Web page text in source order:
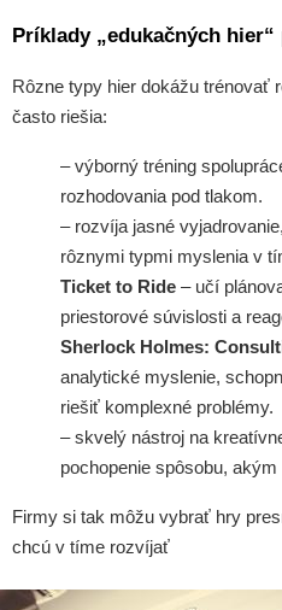
Príklady „edukačných
Rôzne typy hier dokážu trénovať
často riešia:
– výborný tréning
rozhodovania pod tlakom.
– rozvíja jasné
rôznymi typmi myslenia v
Ticket to Ride – učí
priestorové súvislosti a
Sherlock Holmes:
analytické myslenie,
riešiť komplexné problémy.
– skvelý nástroj na
pochopenie spôsobu,
Firmy si tak môžu vybrať hry
chcú v tíme rozvíjať